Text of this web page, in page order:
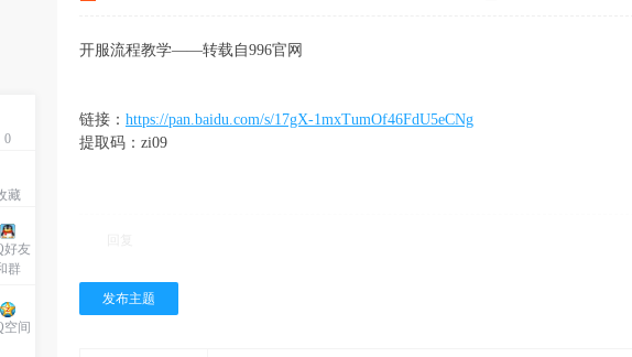
0
藏
好友
群
空间
开服流程教学——转载自996官网
链接： https://pan.baidu.com/s/17gX-1mxTumOf46FdU5eCNg
提取码：zi09
发布主题